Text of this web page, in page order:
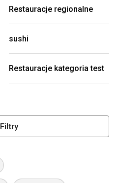
Restauracje regionalne
sushi
Restauracje kategoria test
Filtry